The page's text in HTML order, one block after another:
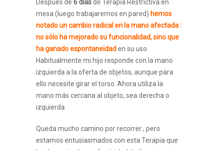
Después de 6 díasde Terapia Restrictiva en
mesa (luego trabajaremos en pared) hemos
notado un cambio radical en la mano afectada :
no sólo ha mejorado su funcionalidad, sino que
ha ganado espontaneidaden su uso.
Habitualmente mi hijo responde con la mano
izquierda a la oferta de objetos, aunque para
ello necesite girar el torso. Ahora utiliza la
mano más cercana al objeto, sea derecha o
izquierda.
Queda mucho camino por recorrer , pero
estamos entusiasmados con esta Terapia que